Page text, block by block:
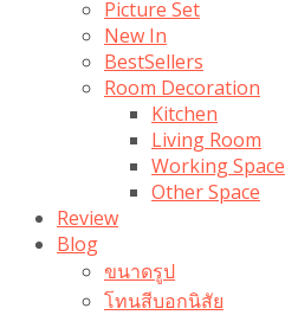
Picture Set
New In
BestSellers
Room Decoration
Kitchen
Living Room
Working Space
Other Space
Review
Blog
ขนาดรูป
โทนสีบอกนิสัย